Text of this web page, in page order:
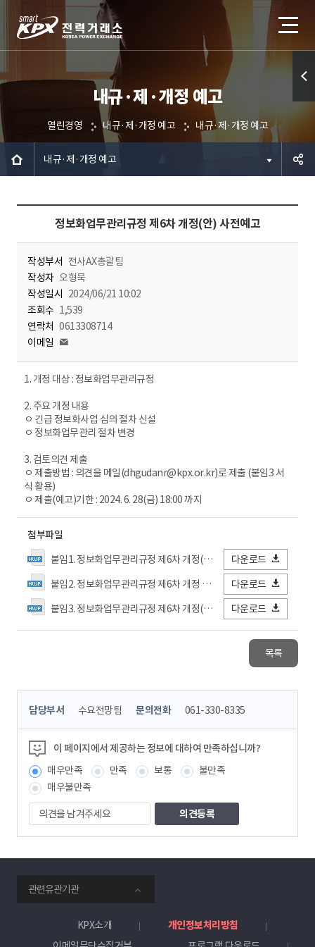
내규·제·개정 예고
열린경영 내규·제·개정 예고 내규·제·개정 예고
내규·제·개정 예고
정보화업무관리규정 제6차 개정(안) 사전예고
작성부서 전사AX총괄팀
작성자 오형묵
작성일시 2024/06/21 10:02
조회수 1,539
연락처 0613308714
이메일
1. 개정 대상 : 정보화업무관리규정
2. 주요 개정 내용
ㅇ 긴급 정보화사업 심의 절차 신설
ㅇ 정보화업무관리 절차 변경
3. 검토의견 제출
ㅇ 제출방법 : 의견을 메일(dhgudanr@kpx.or.kr)로 제출 (붙임3 서
식 활용)
ㅇ 제출(예고)기한 : 2024. 6. 28(금) 18:00 까지
첨부파일
붙임1. 정보화업무관리규정 제6차 개정(안) 신구조문 대비표.hwp
다운로드
붙임2. 정보화업무관리규정 제6차 개정 전문.hwp
다운로드
붙임3. 정보화업무관리규정 제6차 개정(안) 검토의견서(양식).hwp
다운로드
목록
콘
츠
정
보
책
임
자
담당부서 수요전망팀 문의전화 061-330-8335
이 페이지에서 제공하는 정보에 대하여 만족하십니까?
매우만족
만족 보통
불만족
매우불만족
의
견
을
겨
주
세
요
관련유관기관
KPX소개
개인정보처리방침